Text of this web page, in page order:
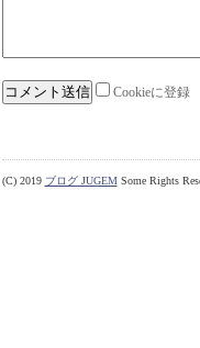
Cookieに登録
(C) 2019 ブログ JUGEMSome Rights